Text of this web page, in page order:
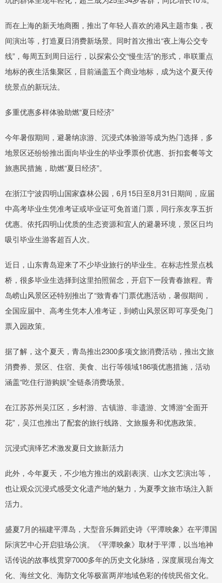
而在上海的新天地商圈，推出了年轻人喜欢的港风主题市集，夜
间演出等，打造夏日消费新场景。同时首次推出“夜上海公交专
线”，每周五到周日运行，以探索公交“慢生活”的形式，串联重点
地标的夜生活集聚区，目前涵盖五个商业地标，成为这个夏天传
统景点的新玩法。
多重优惠多样体验助燃“夏日经济”
今年暑假期间，避暑纳凉游、沉浸式体验游等成为热门选择，多
地景区还纷纷推出面向毕业生的毕业季票价优惠、折扣套餐等文
旅惠民措施，助燃“夏日经济”。
在浙江宁波四明山国家森林公园，6月15日至8月31日期间，应届
中高考毕业生凭准考证或毕业证可免首道门票，同行亲友享五折
优惠。依托四明山优质的生态资源和宜人的避暑环境，景区日均
吸引毕业生游客超百人次。
近日，山东青岛迎来了不少毕业旅行的毕业生。在标志性景点栈
桥，很多毕业生选择到这里拍照留念，开启下一段青春旅程。青
岛崂山风景区还特别推出了“致青春”门票优惠活动，暑假期间，
全国应届中、高考生凭本人准考证，到崂山风景区即可享受免门
票入园政策。
据了解，这个夏天，青岛推出2300多项文旅消费活动，推出文旅
消费券、景区、住宿、美食、出行等领域186项优惠措施，活动
涵盖“吃住行游购娱”全链条消费场景。
在江苏苏州吴江区，乡村游、古镇游、非遗游、文博游“全面开
花”，吴江也推出了配套的旅行线路、文旅服务和优惠政策。
沉浸式演绎艺术激发夏日文旅新活力
此外，今年夏天，不少地方推出的戏剧表演、山水文艺演出等，
也让观众沉浸式感受文化遗产地的魅力，为夏季文旅市场注入新
活力。
盛夏7月的福建平潭岛，大型音乐舞蹈史诗《平潭映象》在平潭国
际演艺中心开启驻场公演。《平潭映象》取材于平潭，以当地神
话传说的故事线贯穿7000多年的历史文化脉络，深度展现台海文
化、海丝文化、海防文化等极富两岸地域色彩的传统民俗文化。